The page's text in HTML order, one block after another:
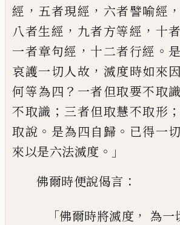
經 ， 五者現經 ， 六者譬喻經 ，
八者生經 ， 九者方等經 ， 十
一者章句經 ，十二者行經 。
哀護一切人故 ， 滅度時如來因
何等為四 ？ 一者但取要不取識
不取識 ； 三者但取慧不取形 ；
取說 。 是為四自歸 。 已得一
來以是六法滅度 。」
佛爾時便說偈言 ：
「佛爾時將滅度 ， 為一